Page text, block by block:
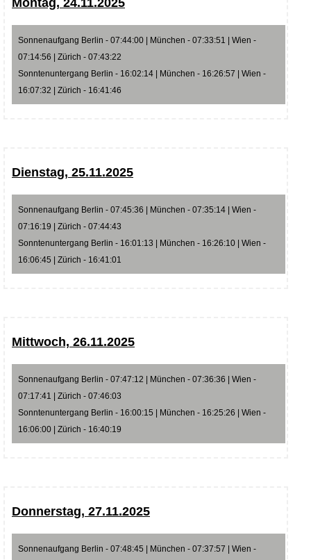
Montag, 24.11.2025
Sonnenaufgang Berlin - 07:44:00 | München - 07:33:51 | Wien -
07:14:56 | Zürich - 07:43:22
Sonntenuntergang Berlin - 16:02:14 | München - 16:26:57 | Wien -
16:07:32 | Zürich - 16:41:46
Dienstag, 25.11.2025
Sonnenaufgang Berlin - 07:45:36 | München - 07:35:14 | Wien -
07:16:19 | Zürich - 07:44:43
Sonntenuntergang Berlin - 16:01:13 | München - 16:26:10 | Wien -
16:06:45 | Zürich - 16:41:01
Mittwoch, 26.11.2025
Sonnenaufgang Berlin - 07:47:12 | München - 07:36:36 | Wien -
07:17:41 | Zürich - 07:46:03
Sonntenuntergang Berlin - 16:00:15 | München - 16:25:26 | Wien -
16:06:00 | Zürich - 16:40:19
Donnerstag, 27.11.2025
Sonnenaufgang Berlin - 07:48:45 | München - 07:37:57 | Wien -